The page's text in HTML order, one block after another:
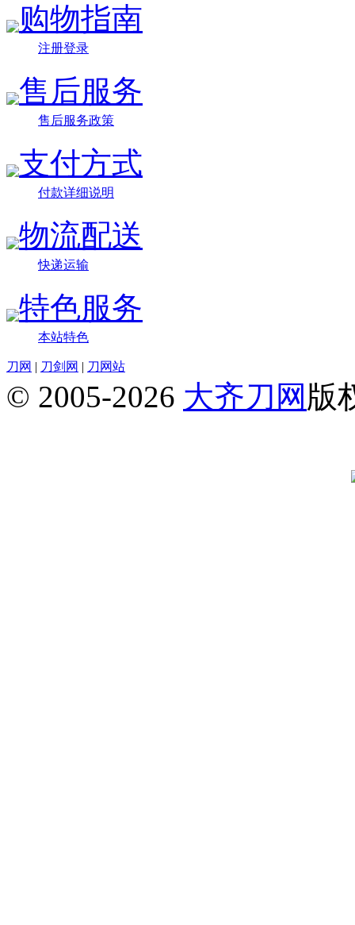
购物指南
注册登录
售后服务
售后服务政策
支付方式
付款详细说明
物流配送
快递运输
特色服务
本站特色
刀网 | 刀剑网 | 刀网站
© 2005-2026 大齐刀网 版